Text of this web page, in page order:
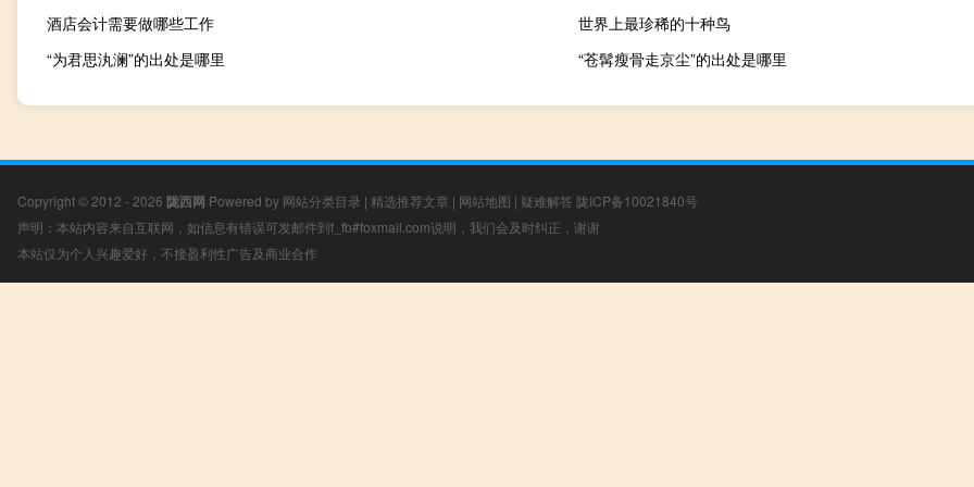
酒店会计需要做哪些工作
世界上最珍稀的十种鸟
“为君思汍澜”的出处是哪里
“苍髯瘦骨走京尘”的出处是哪里
Copyright © 2012 - 2026 陇西网 Powered by 网站分类目录 | 精选推荐文章 | 网站地图 | 疑难解答 陇ICP备10021840号
声明：本站内容来自互联网，如信息有错误可发邮件到f_fb#foxmail.com说明，我们会及时纠正，谢谢
本站仅为个人兴趣爱好，不接盈利性广告及商业合作